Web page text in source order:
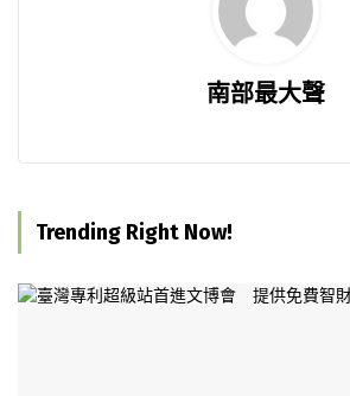
南部最大聲
Trending Right Now!